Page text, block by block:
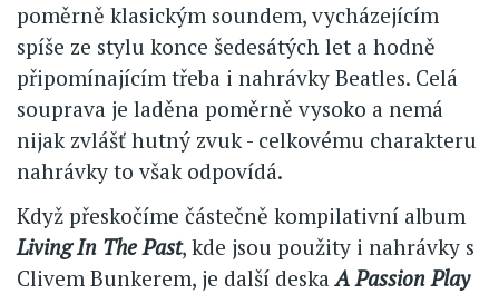
poměrně klasickým soundem, vycházejícím
spíše ze stylu konce šedesátých let a hodně
připomínajícím třeba i nahrávky Beatles. Celá
souprava je laděna poměrně vysoko a nemá
nijak zvlášť hutný zvuk - celkovému charakteru
nahrávky to však odpovídá.
Když přeskočíme částečně kompilativní album
Living In The Past, kde jsou použity i nahrávky s
Clivem Bunkerem, je další deskaA Passion Play